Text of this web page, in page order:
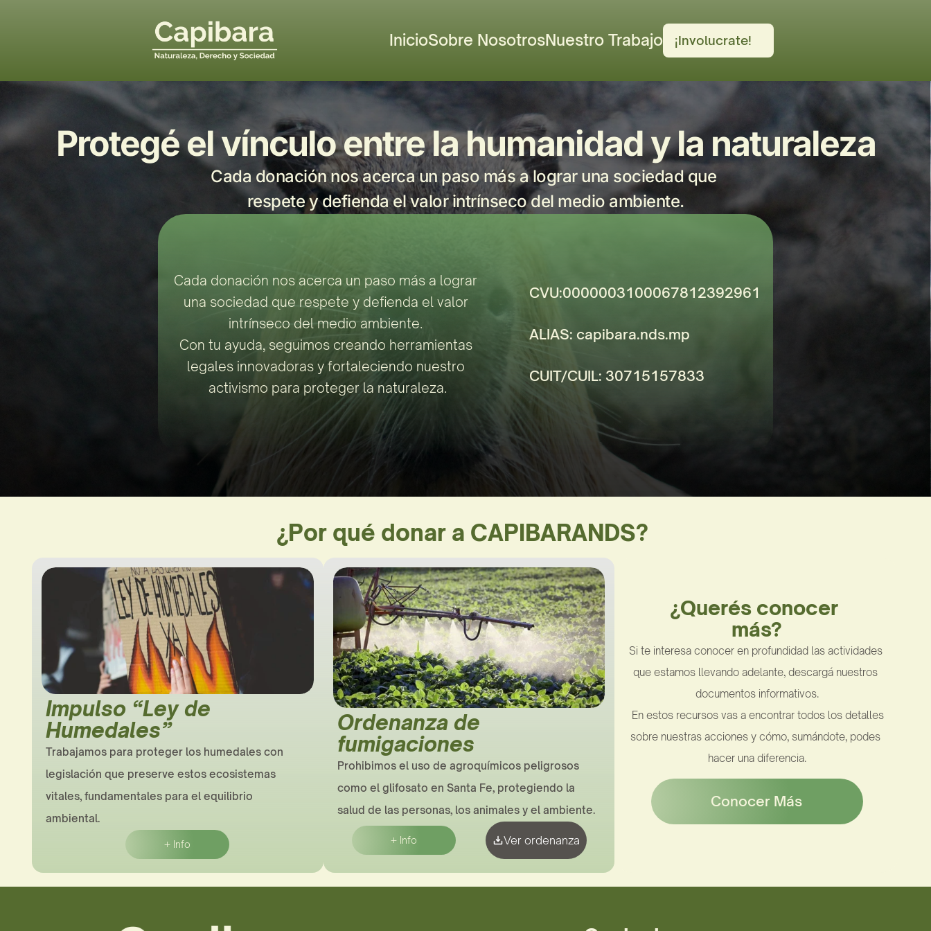
InicioSobre NosotrosNuestro Trabajo ¡Involucrate!
Protegé el vínculo entre la humanidad y la naturaleza
Cada donación nos acerca un paso más a lograr una sociedad que
respete y defienda el valor intrínseco del medio ambiente.
Cada donación nos acerca un paso más a lograr
una sociedad que respete y defienda el valor
intrínseco del medio ambiente.
Con tu ayuda, seguimos creando herramientas
legales innovadoras y fortaleciendo nuestro
activismo para proteger la naturaleza.
CVU:0000003100067812392961
ALIAS: capibara.nds.mp
CUIT/CUIL: 30715157833
¿Por qué donar a CAPIBARANDS?
Impulso “Ley de
Humedales”
Trabajamos para proteger los humedales con
legislación que preserve estos ecosistemas
vitales, fundamentales para el equilibrio
ambiental.
+ Info
Ordenanza de
fumigaciones
Prohibimos el uso de agroquímicos peligrosos
como el glifosato en Santa Fe, protegiendo la
salud de las personas, los animales y el ambiente.
+ Info Ver ordenanza
¿Querés conocer
más?
Si te interesa conocer en profundidad las actividades
que estamos llevando adelante, descargá nuestros
documentos informativos.
sobre nuestras acciones y cómo, sumándote, podes
hacer una diferencia.
Conocer Más